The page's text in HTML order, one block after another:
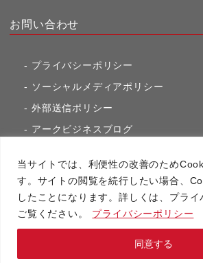
当サイトでは、利便性の改善のため
す。サイトの閲覧を続行したい場合、
したことになります。詳しくは、プラ
ご覧ください。
プライバシーポリシー
同意する
お問い合わせ
プライバシーポリシー
ソーシャルメディアポリシー
外部送信ポリシー
アークビジネスブログ
アーク・コミュニケーショ
Copyright（C）2020 アーク・コミュニケーションズ All